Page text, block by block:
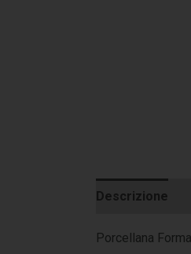
Descrizione
Porcellana